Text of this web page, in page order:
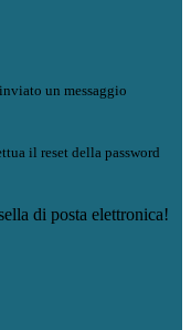
un messaggio
il reset della password
di posta elettronica!